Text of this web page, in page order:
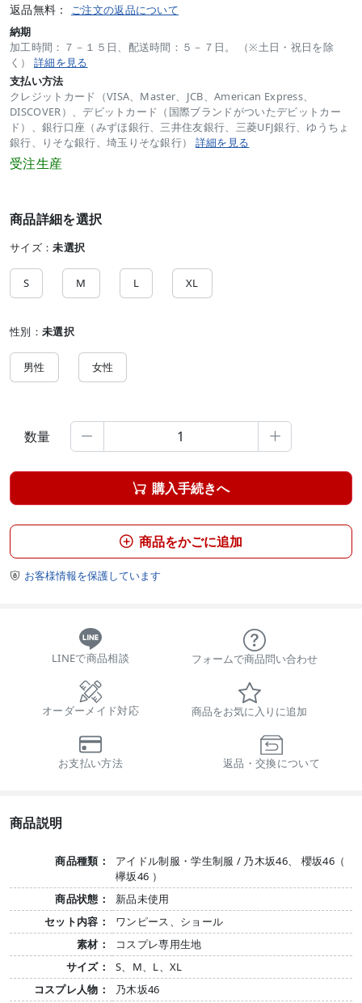
返品無料： ご注文の返品について
納期
加工時間：７－１５日、配送時間：５－７日。 （※土日・祝日を除
く） 詳細を見る
支払い方法
クレジットカード（VISA、Master、JCB、American Express、
DISCOVER）、デビットカード（国際ブランドがついたデビットカー
ド）、銀行口座（みずほ銀行、三井住友銀行、三菱UFJ銀行、ゆうちょ
銀行、りそな銀行、埼玉りそな銀行） 詳細を見る
受注生産
商品詳細を選択
サイズ：未選択
S M L XL
性別： 未選択
男性 女性
数量  
 購入手続きへ
 商品をかごに追加
 お客様情報を保護しています
LINEで商品相談 フォームで商品問い合わせ
オーダーメイド対応 商品をお気に入りに追加
お支払い方法 返品・交換について
商品説明
商品種類：
アイドル制服・学生制服 / 乃木坂46、 櫻坂46（
欅坂46 ）
商品状態：
新品未使用
セット内容：
ワンピース、ショール
素材：
コスプレ専用生地
サイズ：
S、M、L、XL
コスプレ人物：
乃木坂46